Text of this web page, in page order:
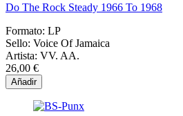
Do The Rock Steady 1966 To 1968
Formato: LP
Sello: Voice Of Jamaica
Artista: VV. AA.
26,00 €
Añadir